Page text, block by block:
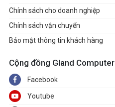
Chính sách cho doanh nghiệp
Chính sách vận chuyển
Bảo mật thông tin khách hàng
Cộng đồng Gland Computer
Facebook
Youtube